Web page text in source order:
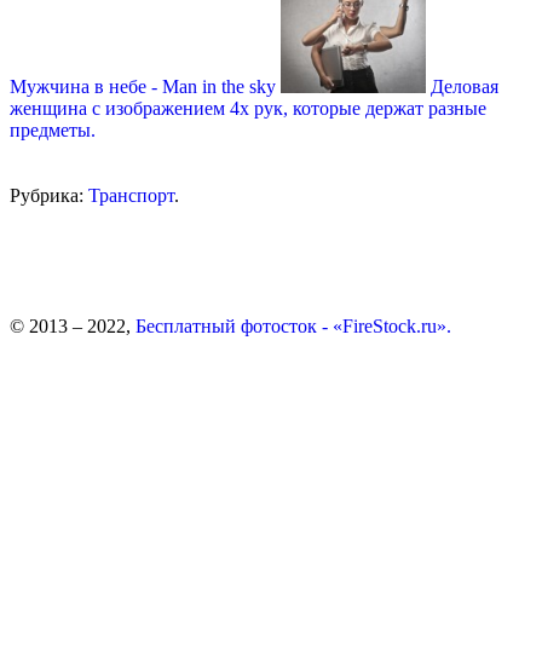
Мужчина в небе - Man in the sky
Деловая
женщина с изображением 4х рук, которые держат разные
предметы.
Рубрика: Транспорт.
© 2013 – 2022, Бесплатный фотосток - «FireStock.ru».